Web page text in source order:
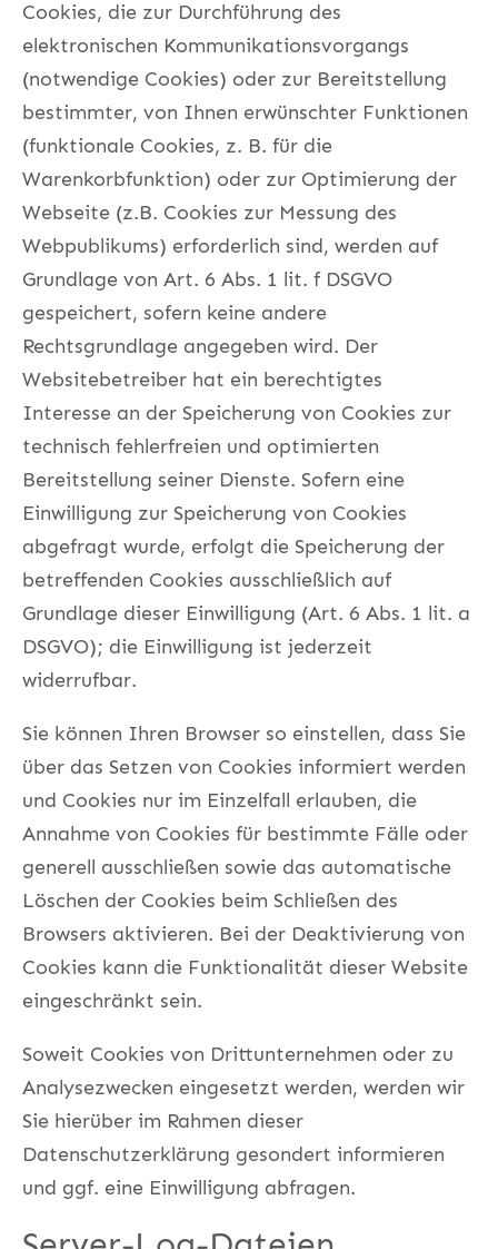
Cookies, die zur Durchführung des
elektronischen Kommunikationsvorgangs
(notwendige Cookies) oder zur Bereitstellung
bestimmter, von Ihnen erwünschter Funktionen
(funktionale Cookies, z. B. für die
Warenkorbfunktion) oder zur Optimierung der
Webseite (z.B. Cookies zur Messung des
Webpublikums) erforderlich sind, werden auf
Grundlage von Art. 6 Abs. 1 lit. f DSGVO
gespeichert, sofern keine andere
Rechtsgrundlage angegeben wird. Der
Websitebetreiber hat ein berechtigtes
Interesse an der Speicherung von Cookies zur
technisch fehlerfreien und optimierten
Bereitstellung seiner Dienste. Sofern eine
Einwilligung zur Speicherung von Cookies
abgefragt wurde, erfolgt die Speicherung der
betreffenden Cookies ausschließlich auf
Grundlage dieser Einwilligung (Art. 6 Abs. 1 lit. a
DSGVO); die Einwilligung ist jederzeit
widerrufbar.
Sie können Ihren Browser so einstellen, dass Sie
über das Setzen von Cookies informiert werden
und Cookies nur im Einzelfall erlauben, die
Annahme von Cookies für bestimmte Fälle oder
generell ausschließen sowie das automatische
Löschen der Cookies beim Schließen des
Browsers aktivieren. Bei der Deaktivierung von
Cookies kann die Funktionalität dieser Website
eingeschränkt sein.
Soweit Cookies von Drittunternehmen oder zu
Analysezwecken eingesetzt werden, werden wir
Sie hierüber im Rahmen dieser
Datenschutzerklärung gesondert informieren
und ggf. eine Einwilligung abfragen.